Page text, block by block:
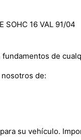
SOHC 16 VAL 91/04
de
de:
su vehículo.